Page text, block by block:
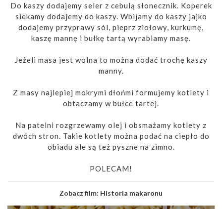
Do kaszy dodajemy seler z cebulą słonecznik. Koperek
siekamy dodajemy do kaszy. Wbijamy do kaszy jajko
dodajemy przyprawy sól, pieprz ziołowy, kurkumę,
kaszę mannę i bułkę tartą wyrabiamy masę.
Jeżeli masa jest wolna to można dodać trochę kaszy
manny.
Z masy najlepiej mokrymi dłońmi formujemy kotlety i
obtaczamy w bułce tartej.
Na patelni rozgrzewamy olej i obsmażamy kotlety z
dwóch stron. Takie kotlety można podać na ciepło do
obiadu ale są też pyszne na zimno.
POLECAM!
Zobacz film: Historia makaronu